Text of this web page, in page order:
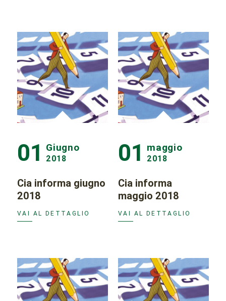
01 Giugno
2018
Cia informa giugno
2018
VAI AL DETTAGLIO
01 maggio
2018
Cia informa
maggio 2018
VAI AL DETTAGLIO